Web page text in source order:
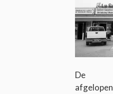
De
afgelopen